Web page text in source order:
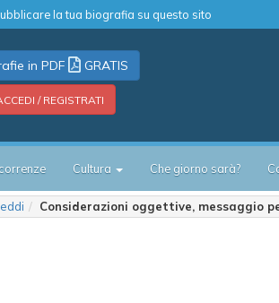
la tua biografia su questo sito
in PDF GRATIS
/ REGISTRATI
Cultura Che giorno sarà?
Considerazioni oggettive, messaggio